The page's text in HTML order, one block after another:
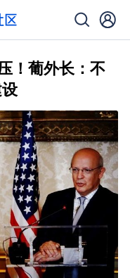
！葡外长：不